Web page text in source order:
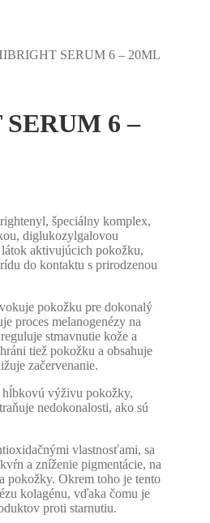
SERUM 6 – 20ML
6 –
špeciálny komplex,
diglukozylgalovou
aktivujúcich pokožku,
do kontaktu s prirodzenou
pokožku pre dokonalý
proces melanogenézy na
stmavnutie kože a
tiež pokožku a obsahuje
začervenanie.
hĺbkovú výživu pokožky,
nedokonalosti, ako sú
vlastnosťami, sa
a zníženie pigmentácie, na
pokožky. Okrem toho je tento
kolagénu, vďaka čomu je
proti starnutiu.